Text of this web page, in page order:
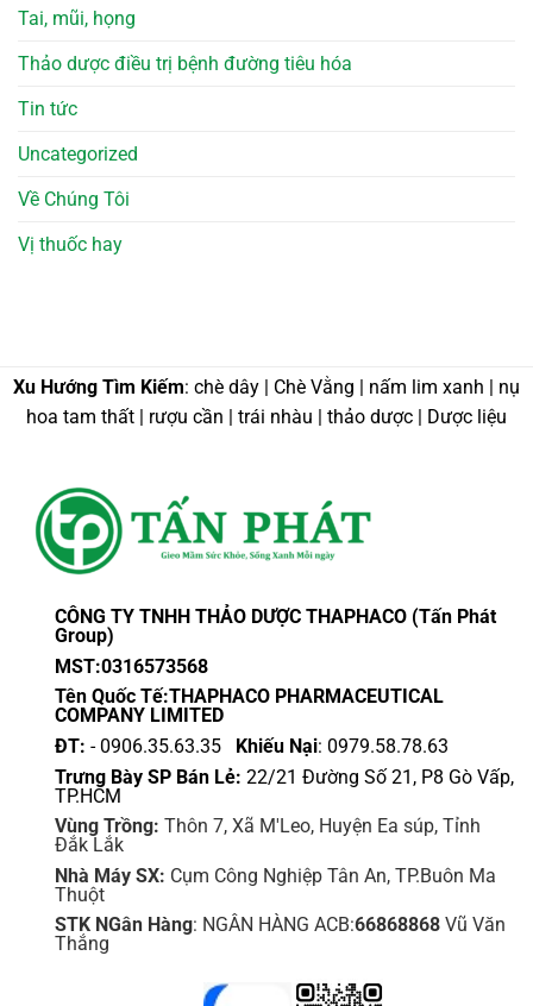
Tai, mũi, họng
Thảo dược điều trị bệnh đường tiêu hóa
Tin tức
Uncategorized
Về Chúng Tôi
Vị thuốc hay
Xu Hướng Tìm Kiếm: chè dây | Chè Vằng | nấm lim xanh | nụ
hoa tam thất | rượu cần | trái nhàu | thảo dược | Dược liệu
CÔNG TY TNHH THẢO DƯỢC THAPHACO (Tấn Phát
Group)
MST:0316573568
Tên Quốc Tế:THAPHACO PHARMACEUTICAL
COMPANY LIMITED
ĐT: - 0906.35.63.35 Khiếu Nại: 0979.58.78.63
Trưng Bày SP Bán Lẻ: 22/21 Đường Số 21, P8 Gò Vấp,
TP.HCM
Vùng Trồng: Thôn 7, Xã M'Leo, Huyện Ea súp, Tỉnh
Đắk Lắk
Nhà Máy SX: Cụm Công Nghiệp Tân An, TP.Buôn Ma
Thuột
STK NGân Hàng: NGÂN HÀNG ACB:66868868Vũ Văn
Thắng